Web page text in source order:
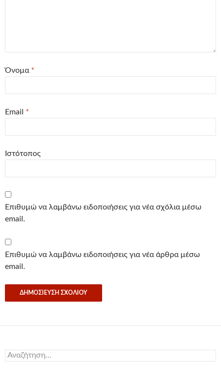
Όνομα *
Email *
Ιστότοπος
Επιθυμώ να λαμβάνω ειδοποιήσεις για νέα σχόλια μέσω
email.
Επιθυμώ να λαμβάνω ειδοποιήσεις για νέα άρθρα μέσω
email.
Αναζήτηση
για: